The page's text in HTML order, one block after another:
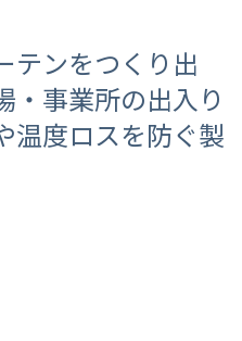
テンをつくり出
・事業所の出入り
温度ロスを防ぐ製